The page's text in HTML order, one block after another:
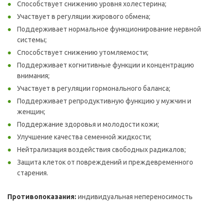
Способствует снижению уровня холестерина;
Участвует в регуляции жирового обмена;
Поддерживает нормальное функционирование нервной
системы;
Способствует снижению утомляемости;
Поддерживает когнитивные функции и концентрацию
внимания;
Участвует в регуляции гормонального баланса;
Поддерживает репродуктивную функцию у мужчин и
женщин;
Поддержание здоровья и молодости кожи;
Улучшение качества семенной жидкости;
Нейтрализация воздействия свободных радикалов;
Защита клеток от повреждений и преждевременного
старения.
Противопоказания: индивидуальная непереносимость